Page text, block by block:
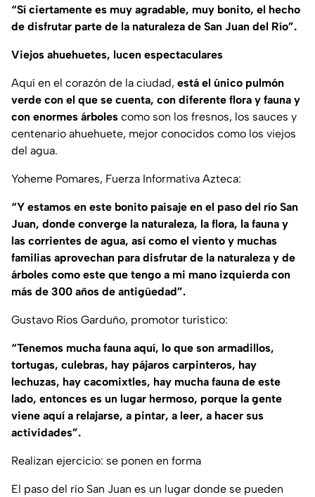
“Sí ciertamente es muy agradable, muy bonito, el hecho
de disfrutar parte de la naturaleza de San Juan del Río”.
Viejos ahuehuetes, lucen espectaculares
Aquí en el corazón de la ciudad, está el único pulmón
verde con el que se cuenta, con diferente flora y fauna y
con enormes árboles como son los fresnos, los sauces y
centenario ahuehuete, mejor conocidos como los viejos
del agua.
Yoheme Pomares, Fuerza Informativa Azteca:
“Y estamos en este bonito paisaje en el paso del río San
Juan, donde converge la naturaleza, la flora, la fauna y
las corrientes de agua, así como el viento y muchas
familias aprovechan para disfrutar de la naturaleza y de
árboles como este que tengo a mi mano izquierda con
más de 300 años de antigüedad”.
Gustavo Ríos Garduño, promotor turístico:
“Tenemos mucha fauna aquí, lo que son armadillos,
tortugas, culebras, hay pájaros carpinteros, hay
lechuzas, hay cacomixtles, hay mucha fauna de este
lado, entonces es un lugar hermoso, porque la gente
viene aquí a relajarse, a pintar, a leer, a hacer sus
actividades”.
Realizan ejercicio: se ponen en forma
El paso del río San Juan es un lugar donde se pueden